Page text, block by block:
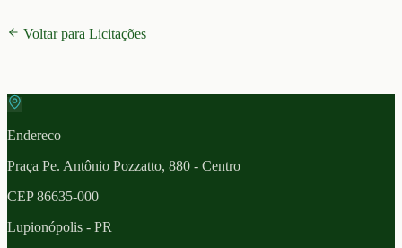
Voltar para Licitações
Endereco
Praça Pe. Antônio Pozzatto, 880 - Centro
CEP86635-000
Lupionópolis - PR